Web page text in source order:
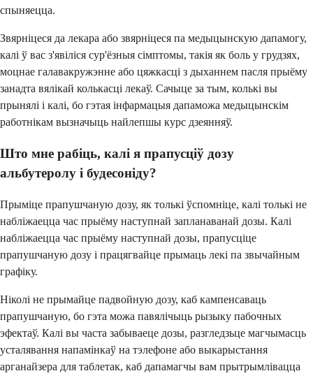
спыняецца.
Звярніцеся да лекара або звярніцеся па медыцынскую дапамогу,
калі ў вас з'явіліся сур'ёзныя сімптомы, такія як боль у грудзях,
моцнае галавакружэнне або цяжкасці з дыханнем пасля прыёму
занадта вялікай колькасці лекаў. Сачыце за тым, колькі вы
прынялі і калі, бо гэтая інфармацыя дапаможа медыцынскім
работнікам вызначыць найлепшы курс дзеянняў.
Што мне рабіць, калі я прапусціў дозу
альбутеролу і будесоніду?
Прыміце прапушчаную дозу, як толькі ўспомніце, калі толькі не
набліжаецца час прыёму наступнай запланаванай дозы. Калі
набліжаецца час прыёму наступнай дозы, прапусціце
прапушчаную дозу і працягвайце прымаць лекі па звычайным
графіку.
Ніколі не прымайце падвойную дозу, каб кампенсаваць
прапушчаную, бо гэта можа павялічыць рызыку пабочных
эфектаў. Калі вы часта забываеце дозы, разгледзьце магчымасць
усталявання напамінкаў на тэлефоне або выкарыстання
арганайзера для таблетак, каб дапамагчы вам прытрымлівацца